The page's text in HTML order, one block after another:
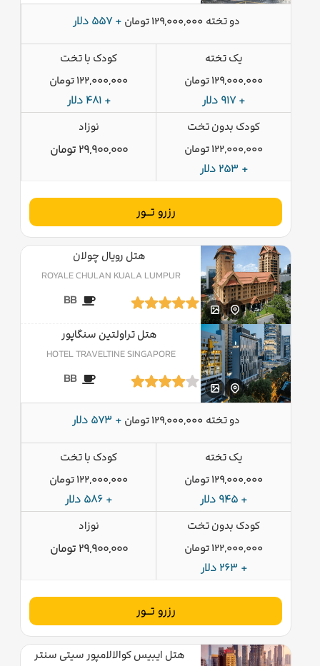
دو تخته 129,000,000 تومان + 557 دلار
یک تخته
129,000,000 تومان
+ 917 دلار
کودک با تخت
122,000,000 تومان
+ 481 دلار
کودک بدون تخت
122,000,000 تومان
+ 253 دلار
نوزاد
29,900,000 تومان
رزرو تــور
هتل رویال چولان
ROYALE CHULAN KUALA LUMPUR
BB
هتل تراولتین سنگاپور
HOTEL TRAVELTINE SINGAPORE
BB
دو تخته 129,000,000 تومان + 573 دلار
یک تخته
129,000,000 تومان
+ 945 دلار
کودک با تخت
122,000,000 تومان
+ 586 دلار
کودک بدون تخت
122,000,000 تومان
+ 263 دلار
نوزاد
29,900,000 تومان
رزرو تــور
هتل ایبیس کوالالامپور سیتی سنتر